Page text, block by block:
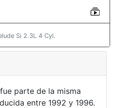
Si 2.3L 4 Cyl.
parte de la misma
entre 1992 y 1996.